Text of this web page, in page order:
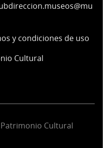
y condiciones de uso
Cultural
Cultural